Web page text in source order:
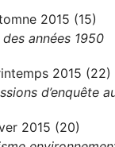
2015 (15)
années 1950
2015 (22)
d’enquête
2015 (20)